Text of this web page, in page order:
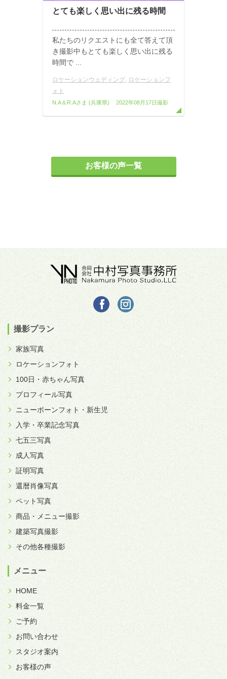
とても楽しく思い出に残る時間
私たちのリクエストにも全て答えて頂
き撮影中もとても楽しく思い出に残る
時間で ...
ロケーションウェディング, ロケーションフ
ォト
N.A＆R.Aさま (兵庫県) 2022年08月17日撮影
お客様の声一覧
撮影プラン
家族写真
ロケーションフォト
100日・赤ちゃん写真
プロフィール写真
ニューボーンフォト・新生児
入学・卒業記念写真
七五三写真
成人写真
証明写真
還暦肖像写真
ペット写真
商品・メニュー撮影
建築写真撮影
その他各種撮影
メニュー
HOME
料金一覧
ご予約
お問い合わせ
スタジオ案内
お客様の声